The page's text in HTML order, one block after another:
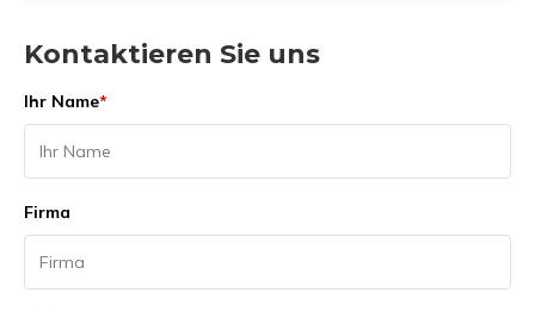
Kontaktieren Sie uns
Ihr Name*
Firma